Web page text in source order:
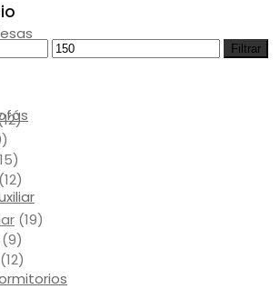
Precio
Filtrar
(12)
(19)
(9)
(12)